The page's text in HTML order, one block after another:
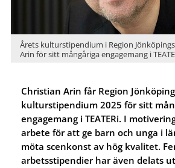
Årets kulturstipendium i Region
Arin för sitt mångåriga engagemang i
Christian Arin får Region
kulturstipendium 2025 för sitt
engagemang i TEATERi. I
arbete för att ge barn och unga i
möta scenkonst av hög kvalitet.
arbetsstipendier har även delats